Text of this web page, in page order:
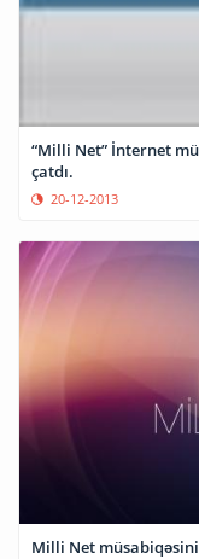
“Milli Net” İnternet
çatdı.
20-12-2013
Milli Net